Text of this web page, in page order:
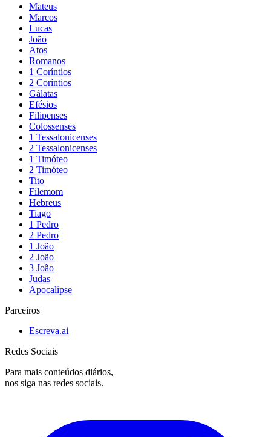
Mateus
Marcos
Lucas
João
Atos
Romanos
1 Coríntios
2 Coríntios
Gálatas
Efésios
Filipenses
Colossenses
1 Tessalonicenses
2 Tessalonicenses
1 Timóteo
2 Timóteo
Tito
Filemom
Hebreus
Tiago
1 Pedro
2 Pedro
1 João
2 João
3 João
Judas
Apocalipse
Parceiros
Escreva.ai
Redes Sociais
Para mais conteúdos diários,
nos siga nas redes sociais.